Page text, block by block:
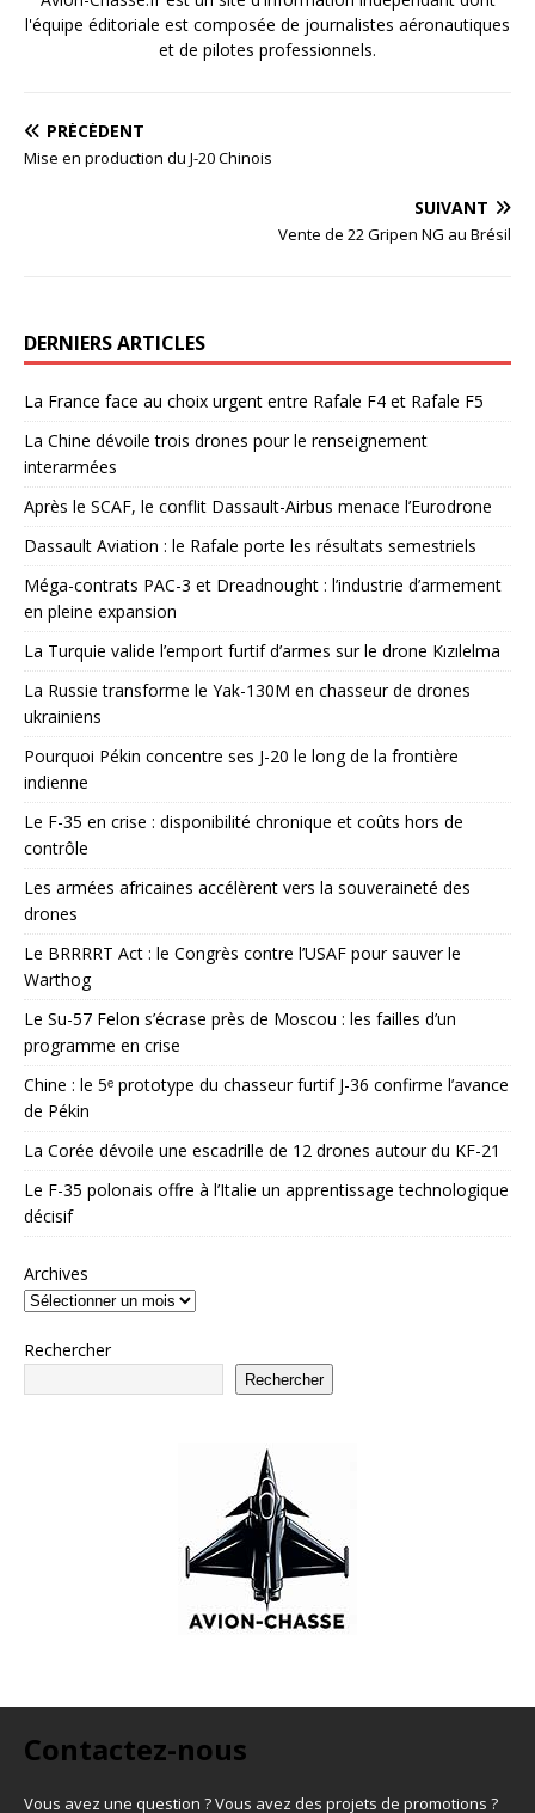
l'équipe éditoriale est composée de journalistes aéronautiques
et de pilotes professionnels.
PRÉCÉDENT
Mise en production du J-20 Chinois
SUIVANT
Vente de 22 Gripen NG au Brésil
DERNIERS ARTICLES
La France face au choix urgent entre Rafale F4 et Rafale F5
La Chine dévoile trois drones pour le renseignement
interarmées
Après le SCAF, le conflit Dassault-Airbus menace l’Eurodrone
Dassault Aviation : le Rafale porte les résultats semestriels
Méga-contrats PAC-3 et Dreadnought : l’industrie d’armement
en pleine expansion
La Turquie valide l’emport furtif d’armes sur le drone Kızılelma
La Russie transforme le Yak-130M en chasseur de drones
ukrainiens
Pourquoi Pékin concentre ses J-20 le long de la frontière
indienne
Le F-35 en crise : disponibilité chronique et coûts hors de
contrôle
Les armées africaines accélèrent vers la souveraineté des
drones
Le BRRRRT Act : le Congrès contre l’USAF pour sauver le
Warthog
Le Su-57 Felon s’écrase près de Moscou : les failles d’un
programme en crise
Chine : le 5ᵉ prototype du chasseur furtif J-36 confirme l’avance
de Pékin
La Corée dévoile une escadrille de 12 drones autour du KF-21
Le F-35 polonais offre à l’Italie un apprentissage technologique
décisif
Archives
Rechercher
Rechercher
Contactez-nous
Vous avez une question ? Vous avez des projets de promotions ?